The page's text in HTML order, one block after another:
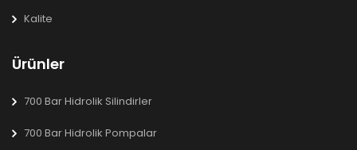
Kalite
Ürünler
700 Bar Hidrolik Silindirler
700 Bar Hidrolik Pompalar